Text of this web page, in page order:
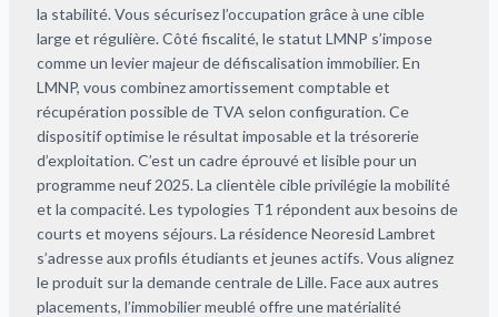
la stabilité. Vous sécurisez l’occupation grâce à une cible
large et régulière. Côté fiscalité, le statut LMNP s’impose
comme un levier majeur de défiscalisation immobilier. En
LMNP, vous combinez amortissement comptable et
récupération possible de TVA selon configuration. Ce
dispositif optimise le résultat imposable et la trésorerie
d’exploitation. C’est un cadre éprouvé et lisible pour un
programme neuf 2025. La clientèle cible privilégie la mobilité
et la compacité. Les typologies T1 répondent aux besoins de
courts et moyens séjours. La résidence Neoresid Lambret
s’adresse aux profils étudiants et jeunes actifs. Vous alignez
le produit sur la demande centrale de Lille. Face aux autres
placements, l’immobilier meublé offre une matérialité